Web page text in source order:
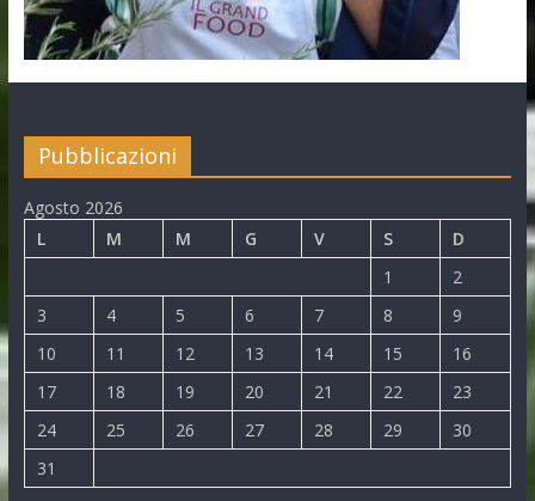
Pubblicazioni
Agosto 2026
L
M M G V S
D
1
2
3
4 5 6 7 8
9
10
11 12 13 14 15
16
17
18 19 20 21 22
23
24
25 26 27 28 29
30
31